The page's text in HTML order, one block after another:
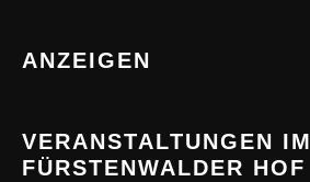
ANZEIGEN
VERANSTALTUNGEN IM
FÜRSTENWALDER HOF